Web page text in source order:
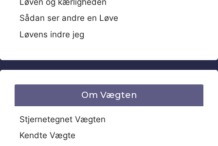
Sådan ser andre en Løve
Løvens indre jeg
Om Vægten
Stjernetegnet Vægten
Kendte Vægte